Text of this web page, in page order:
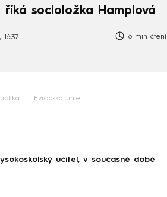
říká socioložka Hamplová
16:37 6 min čtení
Evropská unie
učitel, v současné době